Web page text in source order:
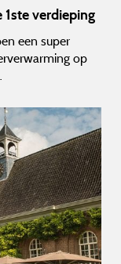
verdieping
een super
op